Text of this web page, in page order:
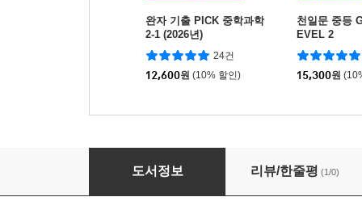
완자 기출 PICK 중학과학
2-1 (2026년)
24건
12,600원 (10% 할인)
천일문 중등
EVEL 2
15,300원
올쏘 중학 사회 2-2 (2026년)
도서정보 리뷰/한줄평 (1/0)